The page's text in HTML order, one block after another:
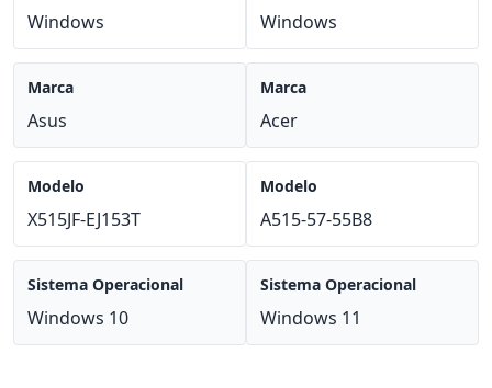
Windows
Marca
Asus
Modelo
X515JF-EJ153T
Sistema Operacional
Windows 10
Windows
Marca
Acer
Modelo
A515-57-55B8
Sistema Operacional
Windows 11